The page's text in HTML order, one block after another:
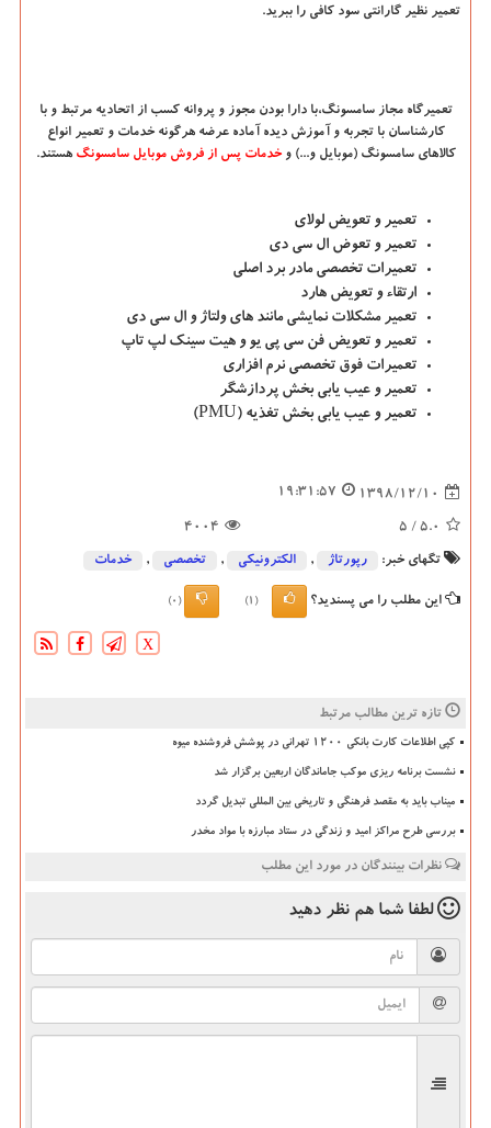
تعمیر نظیر گارانتی سود کافی را ببرید.
تعمیرگاه مجاز سامسونگ،با دارا بودن مجوز و پروانه کسب از اتحادیه مرتبط و با
کارشناسان با تجربه و آموزش دیده آماده عرضه هرگونه خدمات و تعمیر انواع
کالاهای سامسونگ (موبایل و...) وخدمات پس از فروش موبایل سامسونگ هستند.
تعمیر و تعویض لولای
تعمیر و تعوض ال سی دی
تعمیرات تخصصی مادر برد اصلی
ارتقاء و تعویض هارد
تعمیر مشکلات نمایشی مانند های ولتاژ و ال سی دی
تعمیر و تعویض فن سی پی یو و هیت سینک لپ تاپ
تعمیرات فوق تخصصی نرم افزاری
تعمیر و عیب یابی بخش پردازشگر
تعمیر و عیب یابی بخش تغذیه (PMU
)
1398/12/10
19:31:57
5.0
/ 5
4004
تگهای خبر: رپورتاژ , الكترونیكی , تخصصی , خدمات
این مطلب را می پسندید؟ (1)
(0)
X
تازه ترین مطالب مرتبط
کپی اطلاعات کارت بانکی ۱۲۰۰ تهرانی در پوشش فروشنده میوه
نشست برنامه ریزی موکب جاماندگان اربعین برگزار شد
میناب باید به مقصد فرهنگی و تاریخی بین المللی تبدیل گردد
بررسی طرح مراکز امید و زندگی در ستاد مبارزه با مواد مخدر
نظرات بینندگان در مورد این مطلب
لطفا شما هم نظر دهید